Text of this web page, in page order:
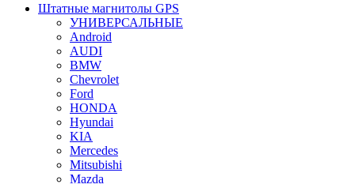
Штатные магнитолы GPS
УНИВЕРСАЛЬНЫЕ
Android
AUDI
BMW
Chevrolet
Ford
HONDA
Hyundai
KIA
Mercedes
Mitsubishi
Mazda